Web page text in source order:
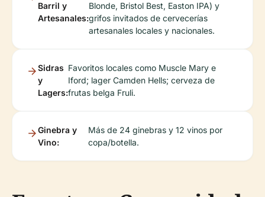
Barril y
Artesanales:
Blonde, Bristol Best, Easton IPA) y
grifos invitados de cervecerías
artesanales locales y nacionales.
Sidras
y
Lagers:
Favoritos locales como Muscle Mary e
Iford; lager Camden Hells; cerveza de
frutas belga Fruli.
Ginebra y
Vino:
Más de 24 ginebras y 12 vinos por
copa/botella.